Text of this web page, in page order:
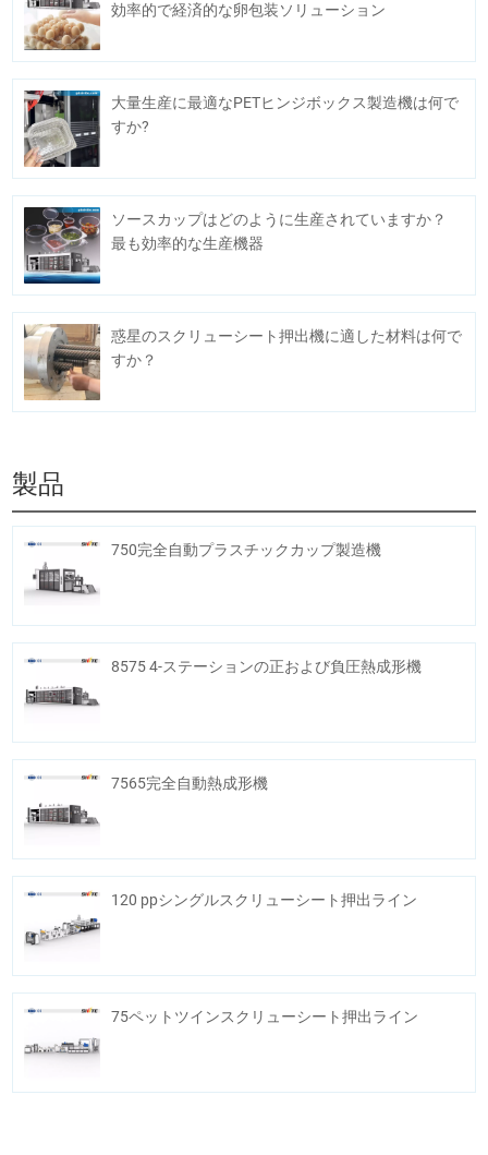
効率的で経済的な卵包装ソリューション
大量生産に最適なPETヒンジボックス製造機は何で
すか?
ソースカップはどのように生産されていますか？
最も効率的な生産機器
惑星のスクリューシート押出機に適した材料は何で
すか？
製品
750完全自動プラスチックカップ製造機
8575 4-ステーションの正および負圧熱成形機
7565完全自動熱成形機
120 ppシングルスクリューシート押出ライン
75ペットツインスクリューシート押出ライン